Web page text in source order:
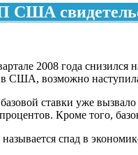
2008 года снизился
в США, возможно
ставки уже
Кроме того,
спад в